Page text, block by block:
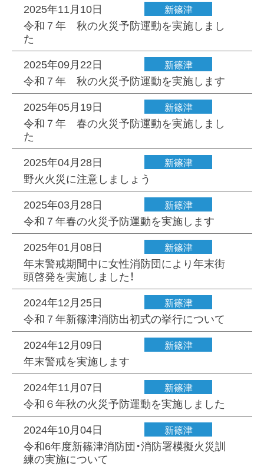
2025年11月10日
新篠津
令和７年 秋の火災予防運動を実施しまし
た
2025年09月22日
新篠津
令和７年 秋の火災予防運動を実施します
2025年05月19日
新篠津
令和７年 春の火災予防運動を実施しまし
た
2025年04月28日
新篠津
野火火災に注意しましょう
2025年03月28日
新篠津
令和７年春の火災予防運動を実施します
2025年01月08日
新篠津
年末警戒期間中に女性消防団により年末街
頭啓発を実施しました！
2024年12月25日
新篠津
令和７年新篠津消防出初式の挙行について
2024年12月09日
新篠津
年末警戒を実施します
2024年11月07日
新篠津
令和６年秋の火災予防運動を実施しました
2024年10月04日
新篠津
令和6年度新篠津消防団・消防署模擬火災訓
練の実施について